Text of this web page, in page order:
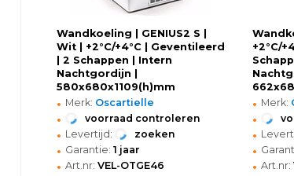
Wandkoeling | GENIUS2 S |
Wit | +2°C/+4°C | Geventileerd
| 2 Schappen | Intern
Nachtgordijn |
580x680x1109(h)mm
• Merk: Oscartielle
• voorraad controleren
• Levertijd: zoeken
• Garantie: 1 jaar
• Art.nr: VEL-OTGE46
+2°C/
• Merk:
•
•
•
• Art.nr: